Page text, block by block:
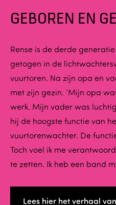
GEBOREN EN
Rense is de derde
getogen in de
vuurtoren. Na zijn opa en
met zijn gezin. ‘Mijn opa
werk. Mijn vader was
hij de hoogste functie van
vuurtorenwachter. De
Toch voel ik me
te zetten. Ik heb een band
Lees hier het verhaal